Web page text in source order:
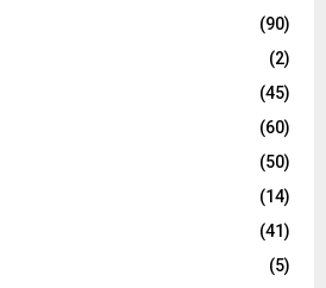
(90)
(2)
(45)
(60)
(50)
(14)
(41)
(5)